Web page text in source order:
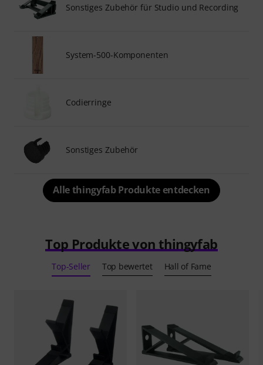
Sonstiges Zubehör für Studio und Recording
System-500-Komponenten
Codierringe
Sonstiges Zubehör
Alle thingyfab Produkte entdecken
Top Produkte von thingyfab
Top-Seller Top bewertet Hall of Fame